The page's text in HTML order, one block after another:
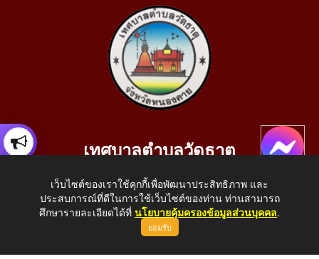
เทศบาลตำบลวัดธาตุ
อ.เมือง จ.หนองคาย 43000
โทรศัพท์: 042-414758 โทรสาร: 042-414759
E-Mail: saraban_05430110@dla.go.th
เว็บไซต์ของเราใช้คุกกี้เพื่อพัฒนาประสิทธิภาพ และ
ประสบการณ์ที่ดีในการใช้เว็บไซต์ของท่าน ท่านสามารถ
ศึกษารายละเอียดได้ที่ นโยบายคุ้มครองข้อมูลส่วนบุคคล.
ยอมรับ